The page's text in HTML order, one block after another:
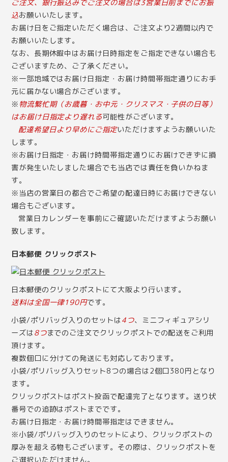
ご注文、銀行振込みでご注文の場合は3営業日前までにお振
込お願いいたします。
お届け日をご指定いただく場合は、ご注文より2週間以内で
お願いいたします。
なお、長期休暇中はお届け日時指定をご指定できない場合も
ございますため、ご了承ください。
※一部地域ではお届け日指定・お届け時間帯指定通りにお手
元に届かない場合がございます。
※物流繁忙期（お歳暮・お中元・クリスマス・子供の日等）
はお届け日指定より遅れる可能性がございます。
配達希望日より早めにご指定いただけますようお願いいた
します。
※お届け日指定・お届け時間帯指定通りにお届けできずに損
害が発生いたしました場合でも当店では責任を負いかねま
す。
※当店の営業日の都合でご希望の配達日時にお届けできない
場合もございます。
営業日カレンダーを事前にご確認いただけますようお願い
致します。
日本郵便 クリックポスト
日本郵便のクリックポストにて大阪より行います。
送料は全国一律190円です。
小袋/ポリバッグ入りのセットは4つ、ミニフィギュアシリ
ーズは8つまでのご注文でクリックポストでの配送をご利用
頂けます。
複数個口に分けての発送にも対応しております。
小袋/ポリバッグ入りセット8つの場合は2個口380円となり
ます。
クリックポストはポスト投函で配達完了となります。送り状
番号での追跡はポストまでです。
お届け日指定・お届け時間帯指定はできません。
※小袋/ポリバッグ入りのセットにより、クリックポストの
厚みを超える物もございます。その際は、クリックポストを